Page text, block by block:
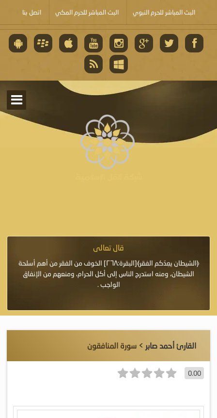
البث المباشر للحرم النبوي البث المباشر للحرم المكي اتصل بنا
قال تعالى
﴿الشيطان يعِدُكم الفقر﴾[البقرة:٢٦٨] الخوف من الفقر من أهم أسلحة
الشيطان، ومنه استدرج الناس إلى أكل الحرام، ومنعهم من الإنفاق
الواجب .
القارئ أحمد صابر > سورة المنافقون
0.00